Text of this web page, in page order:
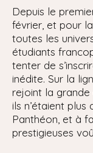
Depuis le
février, et pour
toutes les
étudiants
tenter de
inédite. Sur la
rejoint la grande
ils n’étaient
Panthéon, et à
prestigieuses